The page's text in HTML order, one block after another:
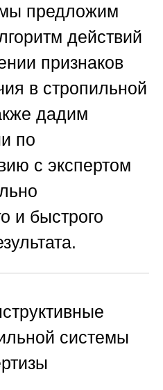
предложим
действий
признаков
в стропильной
дадим
по
с экспертом
и быстрого
системы